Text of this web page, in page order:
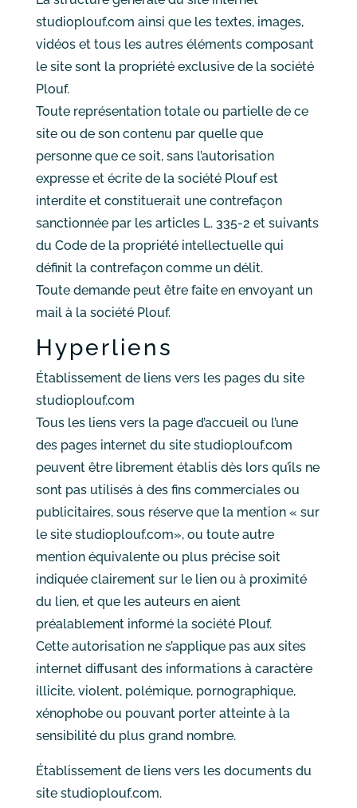
studioplouf.com ainsi que les textes, images,
vidéos et tous les autres éléments composant
le site sont la propriété exclusive de la société
Plouf.
Toute représentation totale ou partielle de ce
site ou de son contenu par quelle que
personne que ce soit, sans l’autorisation
expresse et écrite de la société Plouf est
interdite et constituerait une contrefaçon
sanctionnée par les articles L. 335-2 et suivants
du Code de la propriété intellectuelle qui
définit la contrefaçon comme un délit.
Toute demande peut être faite en envoyant un
mail à la société Plouf.
Hyperliens
Établissement de liens vers les pages du site
studioplouf.com
Tous les liens vers la page d’accueil ou l’une
des pages internet du site studioplouf.com
peuvent être librement établis dès lors qu’ils ne
sont pas utilisés à des fins commerciales ou
publicitaires, sous réserve que la mention « sur
le site studioplouf.com», ou toute autre
mention équivalente ou plus précise soit
indiquée clairement sur le lien ou à proximité
du lien, et que les auteurs en aient
préalablement informé la société Plouf.
Cette autorisation ne s’applique pas aux sites
internet diffusant des informations à caractère
illicite, violent, polémique, pornographique,
xénophobe ou pouvant porter atteinte à la
sensibilité du plus grand nombre.
Établissement de liens vers les documents du
site studioplouf.com.